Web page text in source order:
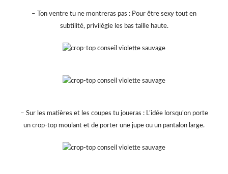
– Ton ventre tu ne montreras pas : Pour être sexy tout en
subtilité, privilégie les bas taille haute.
– Sur les matières et les coupes tu joueras : L’idée lorsqu’on porte
un crop-top moulant et de porter une jupe ou un pantalon large.